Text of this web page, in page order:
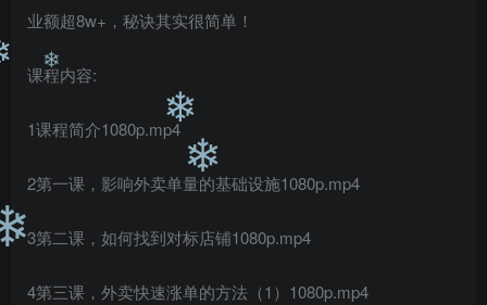
课程内容:
1课程简介1080p.mp4
2第一课，影响外卖单量的基础设施1080p.mp4
3第二课，如何找到对标店铺1080p.mp4
4第三课，外卖快速涨单的方法（1）1080p.mp4
❄
❄